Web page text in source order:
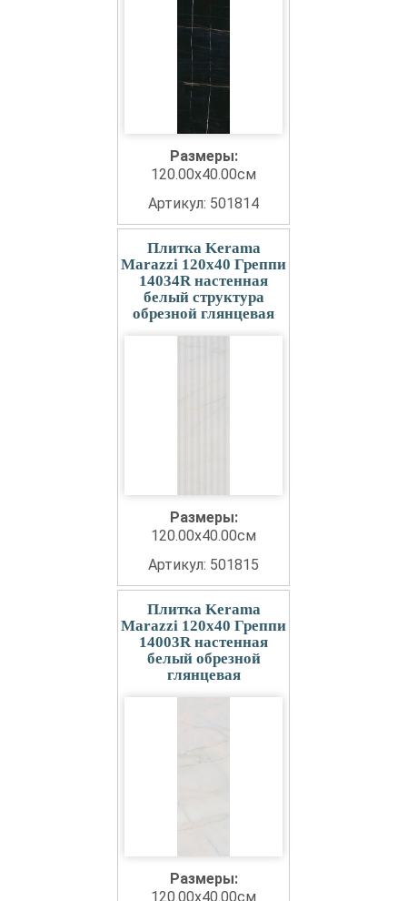
Размеры:
120.00x40.00см
Артикул: 501814
Плитка Kerama
Marazzi 120x40 Греппи
14034R настенная
белый структура
обрезной глянцевая
Размеры:
120.00x40.00см
Артикул: 501815
Плитка Kerama
Marazzi 120x40 Греппи
14003R настенная
белый обрезной
глянцевая
Размеры:
120.00x40.00см